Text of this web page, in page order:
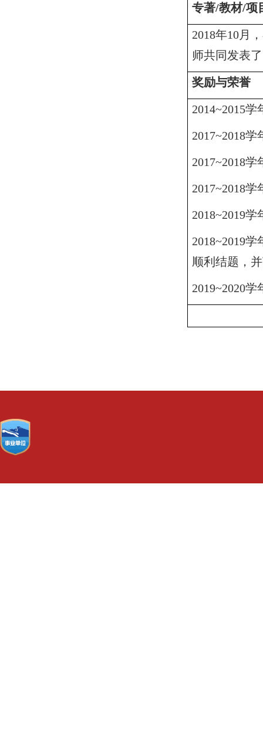
专著/教材/项
2018年10月
师共同发表
奖励与荣誉
2014~2015学
2017~2018学
2017~2018学
2017~2018学
2018~2019学
2018~2019学
顺利结题，
2019~2020学